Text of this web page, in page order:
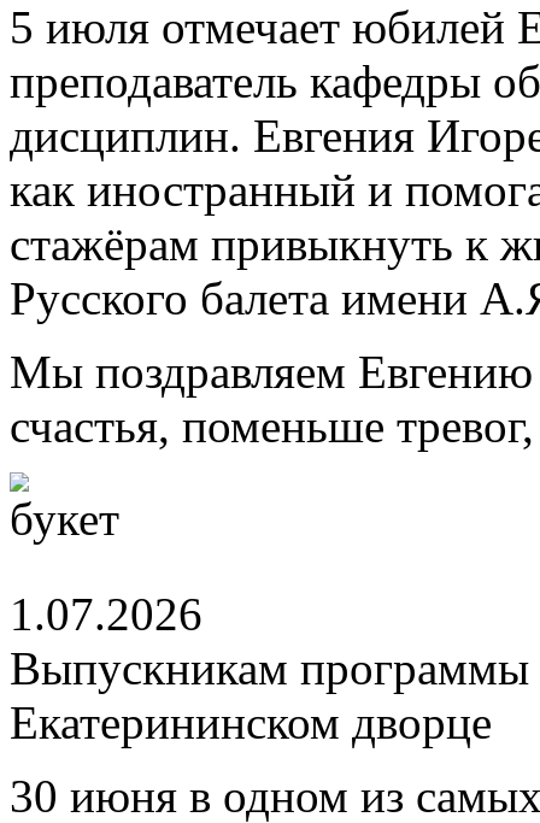
5 июля отмечает юбилей
преподаватель кафедры
дисциплин. Евгения
как иностранный и
стажёрам привыкнуть к
Русского балета имени
Мы поздравляем
счастья, поменьше
1.07.2026
Выпускникам
Екатерининском дворце
30 июня в одном из